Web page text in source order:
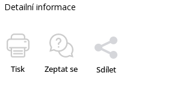
Detailní informace
Tisk Zeptat se Sdílet